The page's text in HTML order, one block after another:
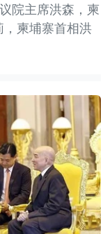
院主席洪森，柬
，柬埔寨首相洪